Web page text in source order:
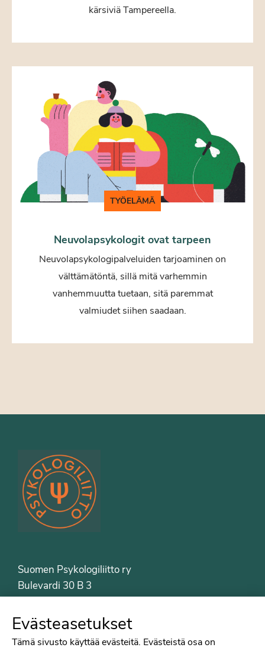
kärsiviä Tampereella.
TYÖELÄMÄ
Neuvolapsykologit ovat tarpeen
Neuvolapsykologipalveluiden tarjoaminen on
välttämätöntä, sillä mitä varhemmin
vanhemmuutta tuetaan, sitä paremmat
valmiudet siihen saadaan.
Suomen Psykologiliitto ry
Bulevardi 30 B 3
Puh. 09-6122 9122
Psykologiliiton sivut
Evästeasetukset
Tämä sivusto käyttää evästeitä. Evästeistä osa on